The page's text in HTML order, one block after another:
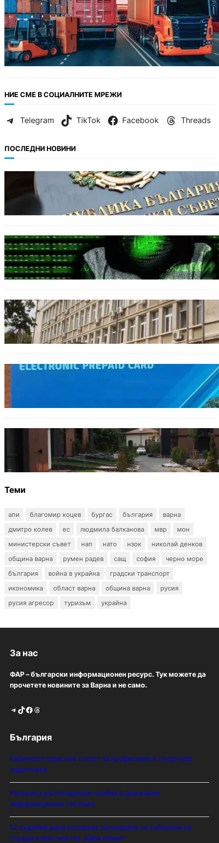
НИЕ СМЕ В СОЦИАЛНИТЕ МРЕЖИ
Telegram TikTok Facebook Threads
ПОСЛЕДНИ НОВИНИ
БЪЛГАРИЯ
Кабинетът прие нов статут за професиите в
спортната подготовка
БЪЛГАРИЯ
Разкриха дългогодишен пробив в
държавни информационни системи
ОБЩЕСТВО
Домашният арест на шофьора, обвинен за
смъртта на моторист, остава в сила
ОБЩЕСТВО
БЪЛГАРИЯ
12 съдебни дела оспорват заповедите за
събаряне на сгради в местността „Баба
Алино“
Теми
апи благомир коцев бургас българия
варна
дмитро колев
ес людмила балканова мвр
мон
министерски съвет
нап нато нзок
николай денков
община варна
румен радев сащ софия
черно море
българия
война в украйна
градски транспорт
икономика
област варна община варна
русия
русия агресор
туризъм украйна
За нас
ФАР – български информационен ресурс. Тук можете да
прочетете новините за Варна и не само.
Telegram TikTok Facebook Threads
България
Кабинетът прие нов статут за професиите в спортната
подготовка
Разкриха дългогодишен пробив в държавни
информационни системи
12 съдебни дела оспорват заповедите за събаряне на
сгради в местността „Баба Алино“